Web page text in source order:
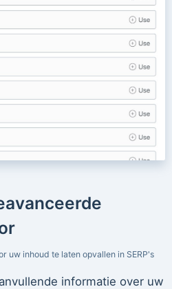
uw inhoud te laten opvallen in SERP's
informatie over uw